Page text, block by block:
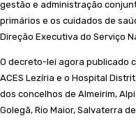
gestão e administração
primários e os cuidados de
Direção Executiva do Serviço
O decreto-lei agora publicado
ACES Lezíria e o Hospital
dos concelhos de Almeirim,
Golegã, Rio Maior, Salvaterra